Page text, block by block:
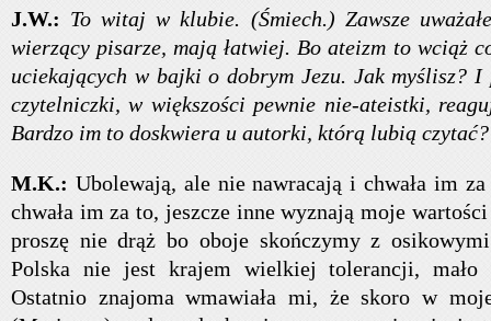
J.W.: To witaj w klubie. (Śmiech.) Zawsze
wierzący pisarze, mają łatwiej. Bo ateizm to wciąż
uciekających w bajki o dobrym Jezu. Jak myślisz?
czytelniczki, w większości pewnie nie-ateistki,
Bardzo im to doskwiera u autorki, którą lubią czytać?
M.K.: Ubolewają, ale nie nawracają i chwała im
chwała im za to, jeszcze inne wyznają moje
proszę nie drąż bo oboje skończymy z
Polska nie jest krajem wielkiej tolerancji, mało
Ostatnio znajoma wmawiała mi, że skoro w